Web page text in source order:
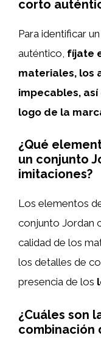
corto
Para identificar
auténtico, fíjate
materiales, los
impecables,
logo de la
¿Qué
un conjunto
imitaciones?
Los elementos
conjunto Jordan
calidad de los
los detalles de
presencia de los
¿Cuáles son
combinación